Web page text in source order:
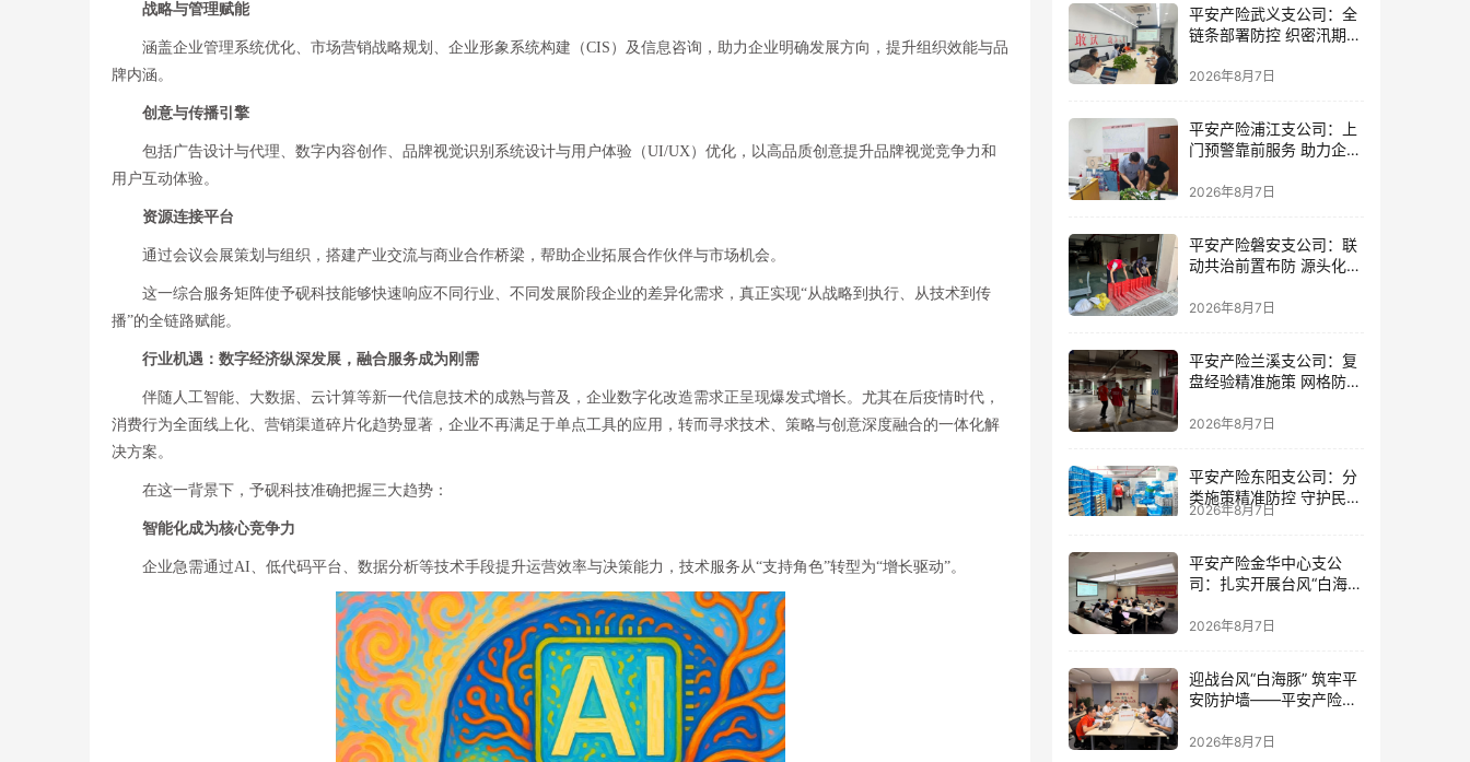
战略与管理赋能
涵盖企业管理系统优化、市场营销战略规划、企业形象系统构建（CIS）及信息咨询，助力企业明确发展方向，提升组织效能与品
牌内涵。
创意与传播引擎
包括广告设计与代理、数字内容创作、品牌视觉识别系统设计与用户体验（UI/UX）优化，以高品质创意提升品牌视觉竞争力和
用户互动体验。
资源连接平台
通过会议会展策划与组织，搭建产业交流与商业合作桥梁，帮助企业拓展合作伙伴与市场机会。
这一综合服务矩阵使予砚科技能够快速响应不同行业、不同发展阶段企业的差异化需求，真正实现“从战略到执行、从技术到传
播”的全链路赋能。
行业机遇：数字经济纵深发展，融合服务成为刚需
伴随人工智能、大数据、云计算等新一代信息技术的成熟与普及，企业数字化改造需求正呈现爆发式增长。尤其在后疫情时代，
消费行为全面线上化、营销渠道碎片化趋势显著，企业不再满足于单点工具的应用，转而寻求技术、策略与创意深度融合的一体化解
决方案。
在这一背景下，予砚科技准确把握三大趋势：
智能化成为核心竞争力
企业急需通过AI、低代码平台、数据分析等技术手段提升运营效率与决策能力，技术服务从“支持角色”转型为“增长驱动”。
平安产险武义支公司：全
链条部署防控 织密汛期安
2026年8月7日
平安产险浦江支公司：上
门预警靠前服务 助力企业
2026年8月7日
平安产险磐安支公司：联
动共治前置布防 源头化解
2026年8月7日
平安产险兰溪支公司：复
盘经验精准施策 网格防控
2026年8月7日
平安产险东阳支公司：分
类施策精准防控 守护民生
民企安全
2026年8月7日
平安产险金华中心支公
司：扎实开展台风“白海
2026年8月7日
迎战台风“白海豚” 筑牢平
安防护墙——平安产险金
风防御工作
2026年8月7日